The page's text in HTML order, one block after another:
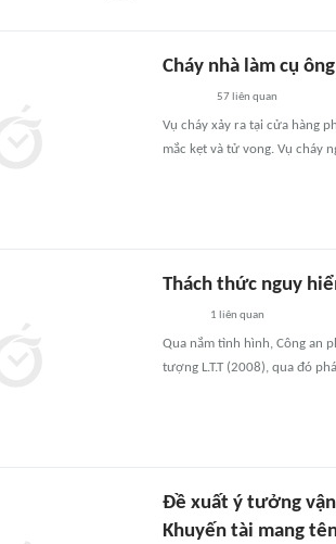
Cháy nhà làm cụ
57liên quan
Vụ cháy xảy ra tại cửa hàng
mắc kẹt và tử vong. Vụ cháy
Thách thức nguy
1 liên quan
Qua nắm tình hình, Công an
tượng L.T.T (2008), qua đó
Đề xuất ý tưởng vận
Khuyến tài mang